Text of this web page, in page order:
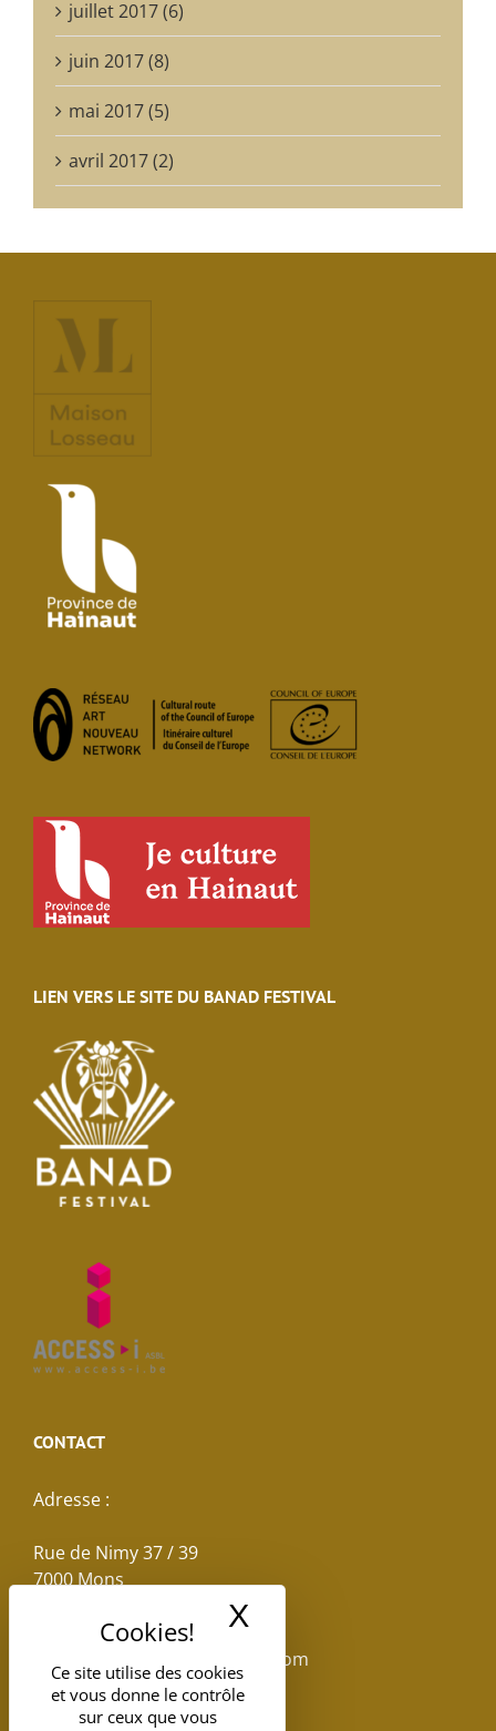
Ce site utilise des cookies
et vous donne le contrôle
sur ceux que vous
X
juillet 2017 (6)
juin 2017 (8)
mai 2017 (5)
avril 2017 (2)
LIEN VERS LE SITE DU BANAD FESTIVAL
CONTACT
Adresse :
Rue de Nimy 37 / 39
7000 Mons
reservations.losseau@gmail.com
Tel: +32(0)65.398.880